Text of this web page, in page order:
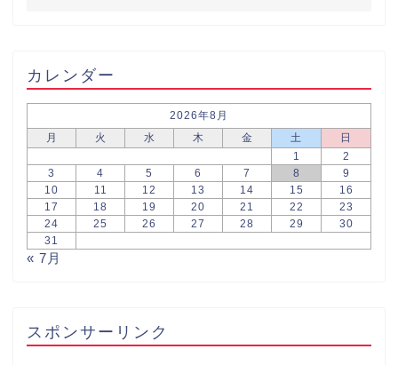
カレンダー
2026年8月
月
火 水 木 金 土
日
1
2
3
4 5 6 7 8
9
10
11 12 13 14 15
16
17
18 19 20 21 22
23
24
25 26 27 28 29
30
31
« 7月
スポンサーリンク